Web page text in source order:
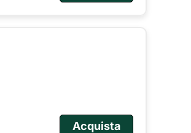
Acquista